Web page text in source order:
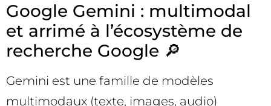
Google Gemini : multimodal
et arrimé à l’écosystème de
recherche Google 🔎
Gemini est une famille de modèles
multimodaux (texte, images, audio)